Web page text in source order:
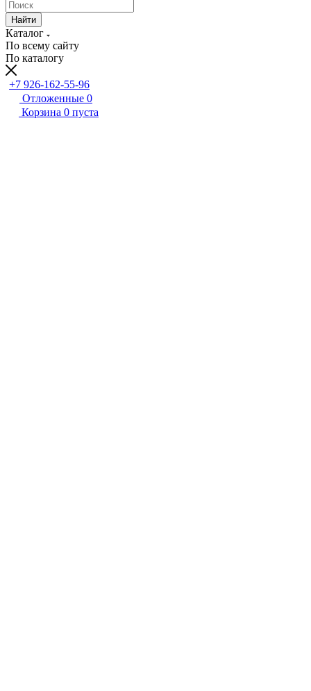
Найти
Каталог
По всему сайту
По каталогу
+7 926-162-55-96
Отложенные 0
Корзина 0 пуста